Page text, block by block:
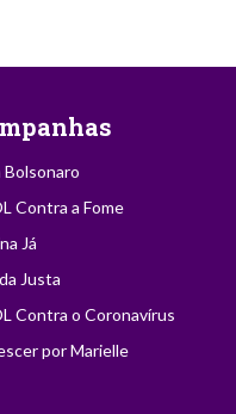
Bolsonaro
Contra a Fome
Já
Justa
Contra o Coronavírus
por Marielle